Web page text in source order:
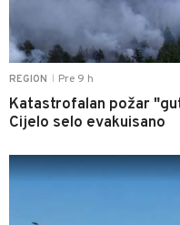
REGION Pre 9 h
Katastrofalan požar
Cijelo selo evakuisano